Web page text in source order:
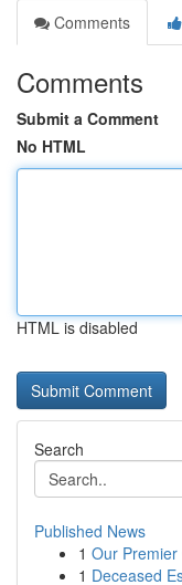
Comments
Comments
Submit a Comment
No HTML
HTML is disabled
Search
Published News
1 Our
1 Deceased